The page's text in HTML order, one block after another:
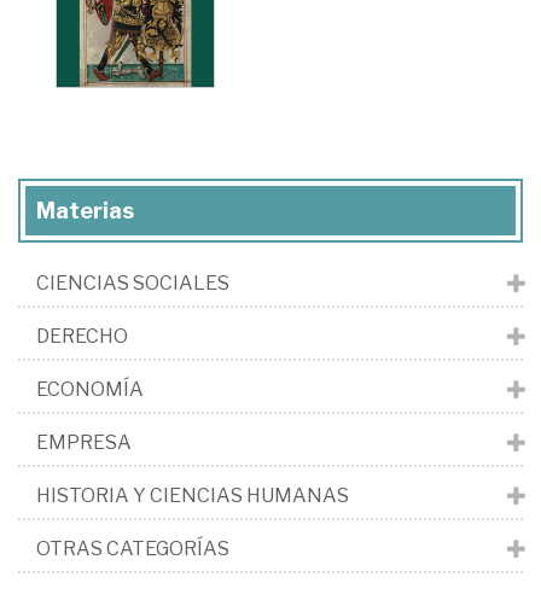
Materias
CIENCIAS SOCIALES
DERECHO
ECONOMÍA
EMPRESA
HISTORIA Y CIENCIAS HUMANAS
OTRAS CATEGORÍAS